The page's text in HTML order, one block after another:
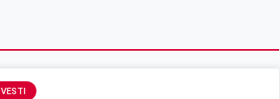
VESTI